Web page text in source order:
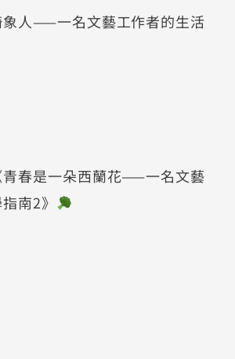
象人⸺一名文藝工作者的生活
青春是一朵西蘭花⸺一名文藝
南2》